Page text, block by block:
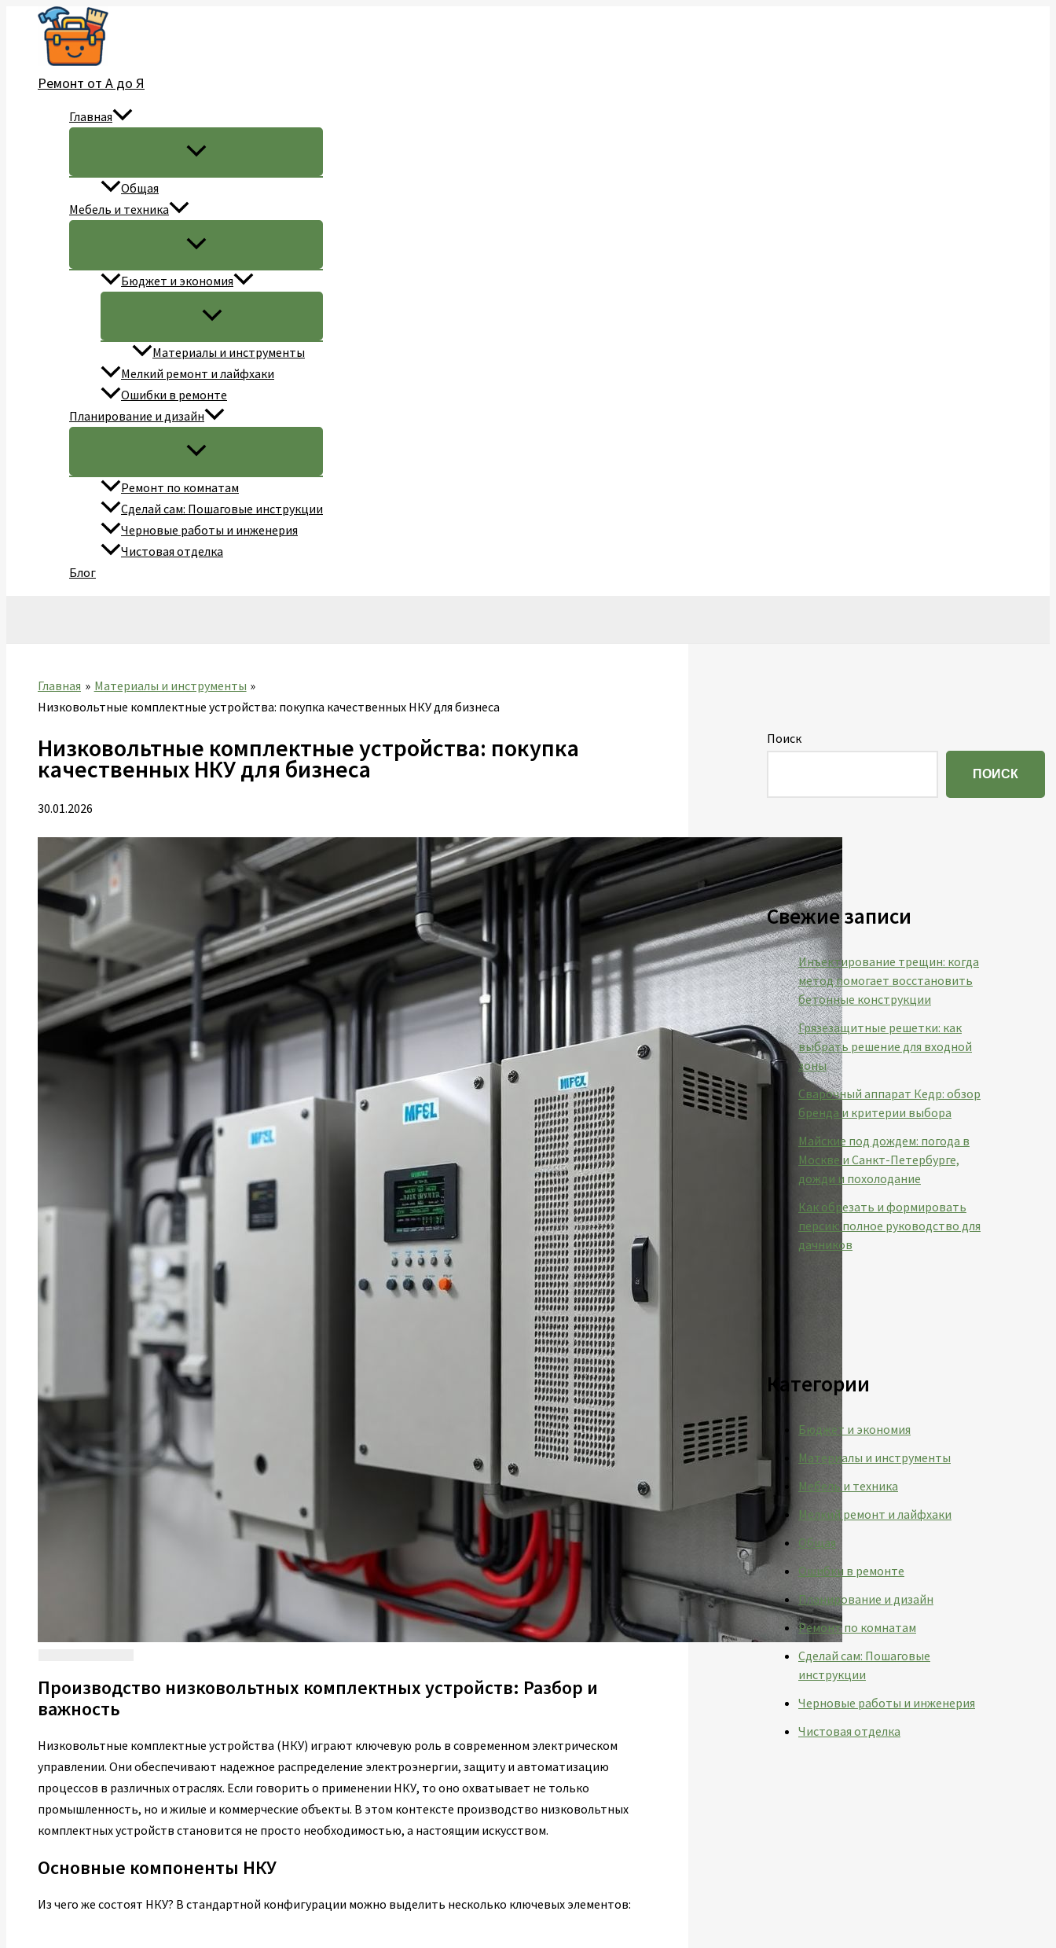
Перейти
содержимому
Ремонт от А до Я
Главная
Общая
Мебель и техника
Бюджет и экономия
Материалы и инструменты
Мелкий ремонт и лайфхаки
Ошибки в ремонте
Планирование и дизайн
Ремонт по комнатам
Сделай сам: Пошаговые инструкции
Черновые работы и инженерия
Чистовая отделка
Блог
Главная
Материалы и инструменты
Низковольтные комплектные устройства: покупка качественных НКУ для бизнеса
Низковольтные комплектные устройства: покупка
качественных НКУ для бизнеса
30.01.2026
Производство низковольтных комплектных устройств: Разбор и
важность
Низковольтные комплектные устройства (НКУ) играют ключевую роль в современном электрическом
управлении. Они обеспечивают надежное распределение электроэнергии, защиту и автоматизацию
процессов в различных отраслях. Если говорить о применении НКУ, то оно охватывает не только
промышленность, но и жилые и коммерческие объекты. В этом контексте производство низковольтных
комплектных устройств становится не просто необходимостью, а настоящим искусством.
Основные компоненты НКУ
Из чего же состоят НКУ? В стандартной конфигурации можно выделить несколько ключевых элементов:
Поиск
ПОИСК
Свежие записи
Инъектирование трещин: когда
метод помогает восстановить
бетонные конструкции
Грязезащитные решетки: как
выбрать решение для входной
зоны
Сварочный аппарат Кедр: обзор
бренда и критерии выбора
Майские под дождем: погода в
Москве и Санкт-Петербурге,
дожди и похолодание
Как обрезать и формировать
персик: полное руководство для
дачников
Категории
Бюджет и экономия
Материалы и инструменты
Мебель и техника
Мелкий ремонт и лайфхаки
Общая
Ошибки в ремонте
Планирование и дизайн
Ремонт по комнатам
Сделай сам: Пошаговые
инструкции
Черновые работы и инженерия
Чистовая отделка